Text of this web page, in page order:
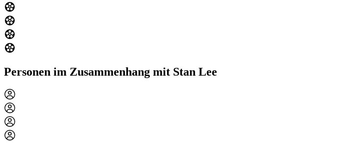
Personen im Zusammenhang mit Stan Lee